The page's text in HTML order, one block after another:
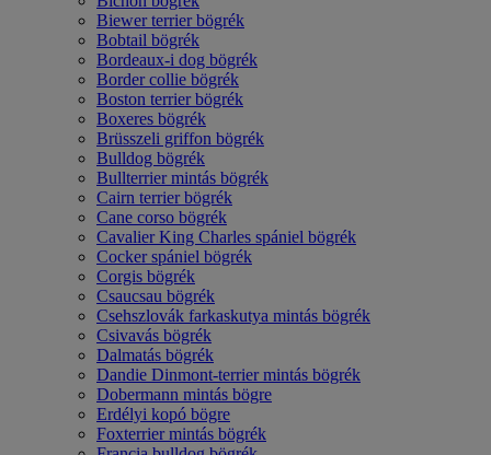
Biewer terrier bögrék
Bobtail bögrék
Bordeaux-i dog bögrék
Border collie bögrék
Boston terrier bögrék
Boxeres bögrék
Brüsszeli griffon bögrék
Bulldog bögrék
Bullterrier mintás bögrék
Cairn terrier bögrék
Cane corso bögrék
Cavalier King Charles spániel bögrék
Cocker spániel bögrék
Corgis bögrék
Csaucsau bögrék
Csehszlovák farkaskutya mintás bögrék
Csivavás bögrék
Dalmatás bögrék
Dandie Dinmont-terrier mintás bögrék
Dobermann mintás bögre
Erdélyi kopó bögre
Foxterrier mintás bögrék